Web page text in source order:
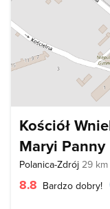
Kościół
Maryi Panny
Polanica-Zdrój 29
8.8 Bardzo dobry!